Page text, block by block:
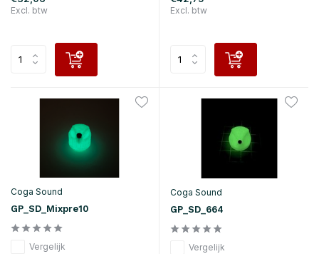
Excl. btw Excl. btw
Coga Sound
GP_SD_Mixpre10
Vergelijk
Coga Sound
GP_SD_664
Vergelijk